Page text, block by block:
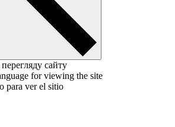
сайту
for viewing the site
para ver el sitio